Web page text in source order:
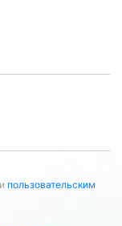
и пользовательским